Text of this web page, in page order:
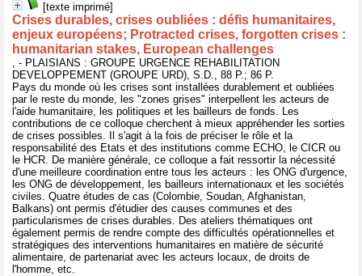
[texte imprimé]
Crises durables, crises oubliées : défis humanitaires,
enjeux européens; Protracted crises, forgotten crises :
humanitarian stakes, European challenges
, - PLAISIANS : GROUPE URGENCE REHABILITATION
DEVELOPPEMENT (GROUPE URD), S.D., 88 P.; 86 P.
Pays du monde où les crises sont installées durablement et oubliées
par le reste du monde, les "zones grises" interpellent les acteurs de
l'aide humanitaire, les politiques et les bailleurs de fonds. Les
contributions de ce colloque cherchent à mieux appréhender les sorties
de crises possibles. Il s'agit à la fois de préciser le rôle et la
responsabilité des Etats et des institutions comme ECHO, le CICR ou
le HCR. De manière générale, ce colloque a fait ressortir la nécessité
d'une meilleure coordination entre tous les acteurs : les ONG d'urgence,
les ONG de développement, les bailleurs internationaux et les sociétés
civiles. Quatre études de cas (Colombie, Soudan, Afghanistan,
Balkans) ont permis d'étudier des causes communes et des
particularismes de crises durables. Des ateliers thématiques ont
également permis de rendre compte des difficultés opérationnelles et
stratégiques des interventions humanitaires en matière de sécurité
alimentaire, de partenariat avec les acteurs locaux, de droits de
l'homme, etc.